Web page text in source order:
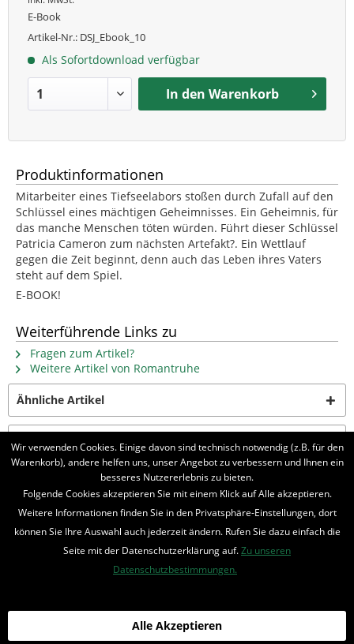
E-Book
Artikel-Nr.: DSJ_Ebook_10
Als Sofortdownload verfügbar
In den Warenkorb
Produktinformationen
Mitarbeiter eines Tiefseelabors stoßen durch Zufall auf den
Schlüssel eines mächtigen Geheimnisses. Ein Geheimnis, für
das manche Menschen töten würden. Führt dieser Schlüssel
Patricia Cameron zum nächsten Artefakt?. Ein Wettlauf
gegen die Zeit beginnt, denn auch das Leben ihres Vaters
steht auf dem Spiel.
E-BOOK!
Weiterführende Links zu
Fragen zum Artikel?
Weitere Artikel von Romantruhe
Ähnliche Artikel
Kunden kauften auch
BELIEBTE SERIEN
UNSER SHOP
Bestellung widerrufen
Wir verwenden Cookies. Einige davon sind technisch notwendig (z.B. für den
Warenkorb), andere helfen uns, unser Angebot zu verbessern und Ihnen ein
besseres Nutzererlebnis zu bieten.
Folgende Cookies akzeptieren Sie mit einem Klick auf Alle akzeptieren.
Weitere Informationen finden Sie in den Privatsphäre-Einstellungen, dort
können Sie Ihre Auswahl auch jederzeit ändern. Rufen Sie dazu einfach die
Seite mit der Datenschutzerklärung auf.Zu unseren
Datenschutzbestimmungen.
Alle Akzeptieren